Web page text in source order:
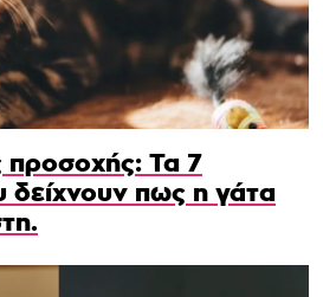
Τα 7
πως η γάτα